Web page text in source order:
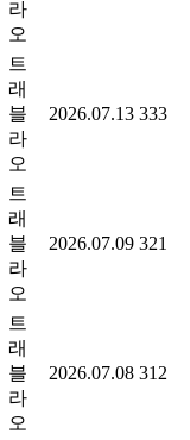
라
오
트
래
블
라
오
2026.07.13 333
트
래
블
라
오
2026.07.09 321
트
래
블
라
오
2026.07.08 312